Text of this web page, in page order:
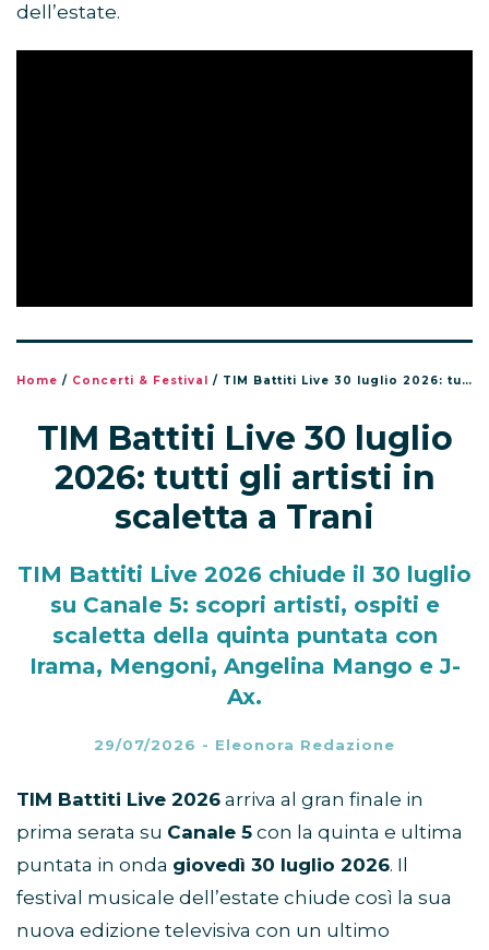
dell’estate.
Home / Concerti & Festival / TIM Battiti Live 30 luglio 2026: tutti gli artisti in scaletta a Trani
TIM Battiti Live 30 luglio
2026: tutti gli artisti in
scaletta a Trani
TIM Battiti Live 2026 chiude il 30 luglio
su Canale 5: scopri artisti, ospiti e
scaletta della quinta puntata con
Irama, Mengoni, Angelina Mango e J-
Ax.
29/07/2026 - Eleonora Redazione
TIM Battiti Live 2026 arriva al gran finale in
prima serata su Canale 5 con la quinta e ultima
puntata in onda giovedì 30 luglio 2026. Il
festival musicale dell’estate chiude così la sua
nuova edizione televisiva con un ultimo